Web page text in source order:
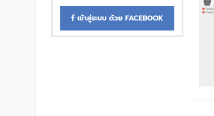
เข้าสู่ระบบ ด้วย FACEBOOK